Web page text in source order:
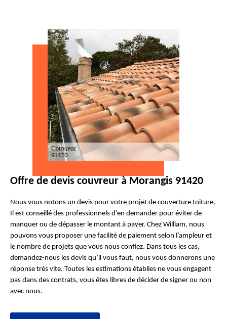
Offre de devis couvreur à Morangis 91420
Nous vous notons un devis pour votre projet de couverture toiture.
Il est conseillé des professionnels d’en demander pour éviter de
manquer ou de dépasser le montant à payer. Chez William, nous
pouvons vous proposer une facilité de paiement selon l’ampleur et
le nombre de projets que vous nous confiez. Dans tous les cas,
demandez-nous les devis qu’il vous faut, nous vous donnerons une
réponse très vite. Toutes les estimations établies ne vous engagent
pas dans des contrats, vous êtes libres de décider de signer ou non
avec nous.